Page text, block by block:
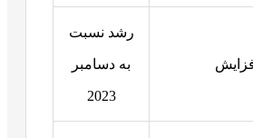
رشد نسبت
به دسامبر
2023